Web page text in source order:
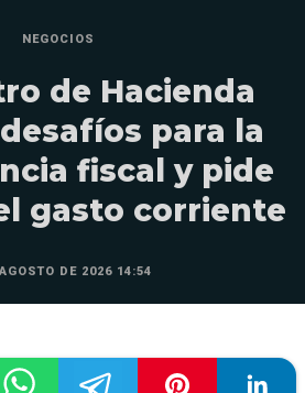
NEGOCIOS
de Hacienda
para la
fiscal y pide
gasto corriente
DE 2026 14:54